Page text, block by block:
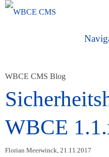
WBCE
WBCE
WBCE
WBCE CMS Blog
WBCE
Florian Meerwinck, 21.11.2017